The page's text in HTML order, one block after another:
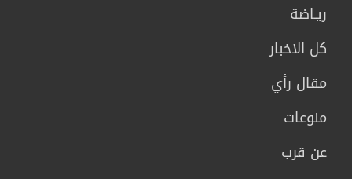
ريـاضة
كل الاخبار
مقال رأي
منوعات
عن قرب